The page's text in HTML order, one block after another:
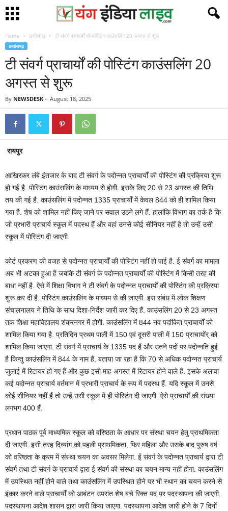
Home छत्तीसगढ़ टी संवर्ग प्राचार्यों की पोस्टिंग काउंसलिंग 20 अगस्त से शुरू
छत्तीसगढ़
टी संवर्ग प्राचार्यों की पोस्टिंग काउंसलिंग 20
अगस्त से शुरू
By NEWSDESK - August 18, 2025
रायपुर
आखिरकर लंबे इंतजार के बाद टी संवर्ग के पदोन्नत प्राचार्यों की पोस्टिंग की प्रक्रिया शुरू
हो गई है. पोस्टिंग काउंसलिंग के माध्यम से होगी. इसके लिए 20 से 23 अगस्त की तिथि
तय की गई है. काउंसलिंग में पदोन्नत 1335 प्राचार्यों में केवल 844 को ही शामिल किया
गया है. शेष को शामिल नहीं किए जाने पर सवाल उठने लगे हैं. हालांकि विभाग का तर्क है कि
जो प्रभारी प्राचार्य स्कूल में पदस्थ हैं और वहां उनसे कोई सीनियर नहीं है तो उन्हें उसी
स्कूल में पोस्टिंग दी जाएगी.
कोर्ट प्रकरण की वजह से पदोन्नत प्राचार्यों की पोस्टिंग नहीं हो पाई है. ई संवर्ग का मामला
अब भी अटका हुआ है जबकि टी संवर्ग के पदोन्नत प्राचार्यों की पोस्टिंग में किसी तरह की
बाधा नहीं है. ऐसे में शिक्षा विभाग ने टी संवर्ग के पदोन्नत प्राचार्यों की पोस्टिंग की प्रक्रिया
शुरू कर दी है. पोस्टिंग काउंसलिंग के माध्यम से की जाएगी. इस संबंध में लोक शिक्षण
संचालनालय ने तिथि के साथ दिशा-निर्देश जारी कर दिए हैं. काउंसलिंग 20 से 23 अगस्त
तक शिक्षा महाविद्यालय शंकरनगर में होगी. काउंसलिंग में 844 नव पदांकित प्राचार्यों को
शामिल किया गया है. प्रतिदिन प्रथम पाली में 150 एवं दूसरी पाली में 150 प्राचायोंर् को
शामिल किया जाएगा. टी संवर्ग में प्राचार्य के 1335 पद हैं और उतने पदों पर पदोन्नति हुई
है किन्तु काउंसलिंग में 844 के नाम हैं. बताया जा रहा है कि 70 से अधिक पदोन्नत प्राचार्य
जुलाई में रिटायर हो गए हैं और कुछ इसी माह अगस्त में रिटायर होने वाले हैं. इसके अलावा
कई पदोन्नत प्राचार्य वर्तमान में प्रभारी प्राचार्य के रूप में पदस्थ हैं. यदि स्कूल में उनसे
कोई सीनियर नहीं हैं तो उन्हें उसी स्कूल में ही पोस्टिंग दी जाएगी. ऐसे प्राचार्यों की संख्या
लगभग 400 हैं.
प्रधान पाठक पूर्व माध्यमिक स्कूल को वरिष्ठता के आधार पर संस्था चयन हेतु प्राथमिकता
दी जाएगी. इसी तरह दिव्यांग को पहली प्राथमिकता, फिर महिला और उसके बाद पुरुष वर्ष
को वरिष्ठता के क्रम में संस्था चयन का अवसर मिलेगा. ई संवर्ग के पदोन्नत प्राचार्य द्वारा टी
संवर्ग तथा टी संवर्ग के प्राचार्य द्वारा ई संवर्ग की संस्था का चयन मान्य नहीं होगा. काउंसलिंग
में उपस्थित नहीं होने वाले तथा काउंसलिंग में उपस्थित होने पर भी स्थान का चयन करने से
इंकार करने वाले प्राचार्यों को आबंटन उपरांत शेष बचे रिक्त पद पर पदस्थापना की जाएगी.
पदस्थापना आदेश शासन द्वारा जारी किया जाएगा. पदस्थापना आदेश जारी होने के 7 दिनों